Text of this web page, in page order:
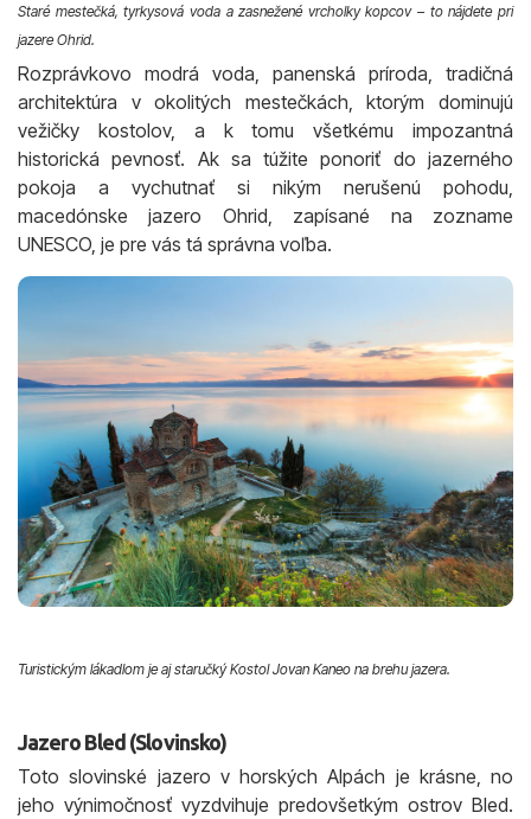
Staré mestečká, tyrkysová voda a zasnežené vrcholky kopcov – to nájdete pri
jazere Ohrid.
Rozprávkovo modrá voda, panenská príroda, tradičná
architektúra v okolitých mestečkách, ktorým dominujú
vežičky kostolov, a k tomu všetkému impozantná
historická pevnosť. Ak sa túžite ponoriť do jazerného
pokoja a vychutnať si nikým nerušenú pohodu,
macedónske jazero Ohrid, zapísané na zozname
UNESCO, je pre vás tá správna voľba.
Turistickým lákadlom je aj staručký Kostol Jovan Kaneo na brehu jazera.
Jazero Bled (Slovinsko)
Toto slovinské jazero v horských Alpách je krásne, no
jeho výnimočnosť vyzdvihuje predovšetkým ostrov Bled.